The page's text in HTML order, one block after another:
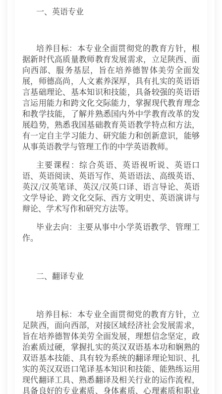
一、英语专业
培养目标：本专业全面贯彻党的教育方针，根
据新时代高质量教师教育发展需求，立足陕西、面
向西部、服务基层，旨在培养德智体美劳全面发
展，师德高尚，人文素养深厚，具有扎实的英语语
言基础理论、基本知识和技能，具备较强的英语语
言运用能力和跨文化交际能力，掌握现代教育理念
和教学技能，了解并熟悉国内外中学教育改革的发
展趋势，熟悉我国基础教育英语教学特点和方法，
有一定自主学习能力、研究能力和创新意识，能够
从事英语教学与管理工作的中学英语教师。
主要课程：综合英语、英语视听说、英语口
语、英语阅读、英语写作、英语语法、高级英语、
英汉/汉英笔译、英汉/汉英口译、语言导论、英语
文学导论、跨文化交际、西方文明史、英语演讲与
辩论、学术写作和研究方法等。
毕业去向：主要从事中小学英语教学、管理工
作。
二、翻译专业
培养目标：本专业全面贯彻党的教育方针，立
足陕西，面向西部，对接区域经济社会发展需求，
旨在培养德智体美劳全面发展，理想信念坚定，政
治素质过硬，掌握扎实的英汉双语基本功和娴熟的
双语基本技能、具有较为系统的翻译理论知识、扎
实的英汉双语口笔译基本知识和技能、能熟练运用
现代翻译工具、熟悉翻译及相关行业的运作流程，
具备良好的专业素质、身体素质、心理素质和职业